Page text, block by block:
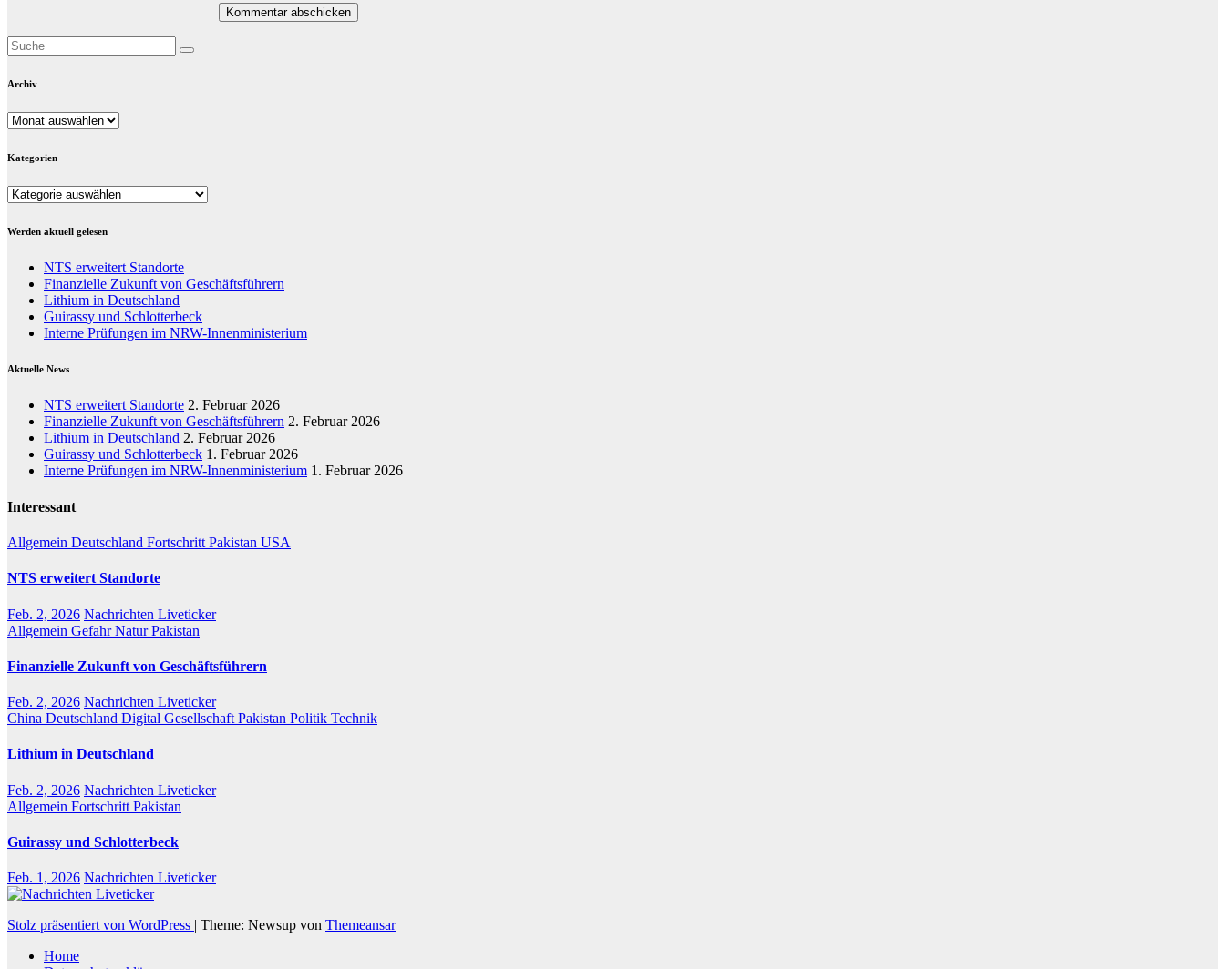
Archiv
Archiv
Kategorien
Kategorien
Werden aktuell gelesen
NTS erweitert Standorte
Finanzielle Zukunft von Geschäftsführern
Lithium in Deutschland
Guirassy und Schlotterbeck
Interne Prüfungen im NRW-Innenministerium
Aktuelle News
NTS erweitert Standorte 2. Februar 2026
Finanzielle Zukunft von Geschäftsführern 2. Februar 2026
Lithium in Deutschland 2. Februar 2026
Guirassy und Schlotterbeck 1. Februar 2026
Interne Prüfungen im NRW-Innenministerium 1. Februar 2026
Interessant
Allgemein Deutschland Fortschritt Pakistan USA
NTS erweitert Standorte
Feb. 2, 2026 Nachrichten Liveticker
Allgemein GefahrNaturPakistan
Finanzielle Zukunft von Geschäftsführern
Feb. 2, 2026 Nachrichten Liveticker
China Deutschland Digital Gesellschaft Pakistan Politik Technik
Lithium in Deutschland
Feb. 2, 2026 Nachrichten Liveticker
Allgemein Fortschritt Pakistan
Guirassy und Schlotterbeck
Feb. 1, 2026 Nachrichten Liveticker
Stolz präsentiert von WordPress | Theme: Newsup von Themeansar
Home